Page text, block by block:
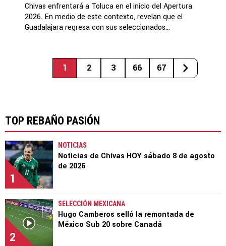
Chivas enfrentará a Toluca en el inicio del Apertura
2026. En medio de este contexto, revelan que el
Guadalajara regresa con sus seleccionados...
1 2 3 66 67
TOP REBAÑO PASIÓN
1
NOTICIAS
Noticias de Chivas HOY sábado 8 de agosto
de 2026
2
SELECCIÓN MEXICANA
Hugo Camberos selló la remontada de
México Sub 20 sobre Canadá